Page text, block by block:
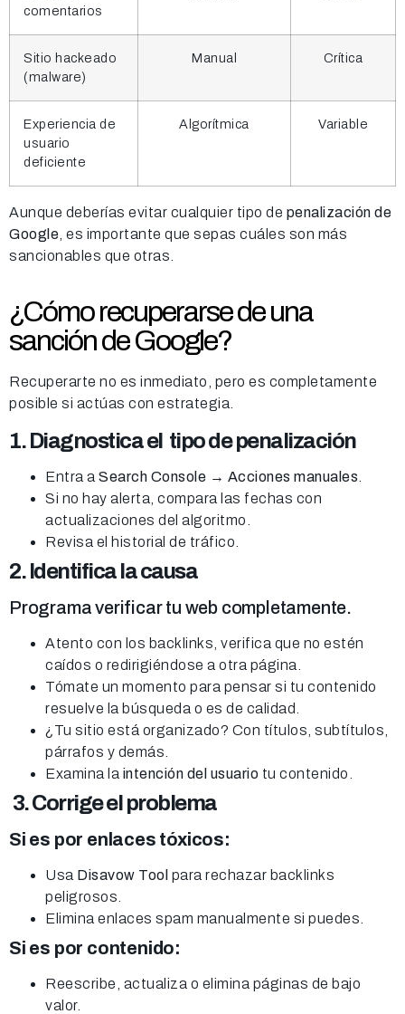
comentarios
Sitio hackeado
(malware)
Manual Crítica
Experiencia de
usuario
deficiente
Algorítmica Variable
Aunque deberías evitar cualquier tipo de penalización de
Google , es importante que sepas cuáles son más
sancionables que otras.
¿Cómo recuperarse de una
sanción de Google?
Recuperarte no es inmediato, pero es completamente
posible si actúas con estrategia.
1. Diagnostica el tipo de penalización
Entra a Search Console → Acciones manuales
Si no hay alerta, compara las fechas con
actualizaciones del algoritmo.
Revisa el historial de tráfico.
2. Identifica la causa
Programa verificar tu web completamente.
Atento con los backlinks, verifica que no estén
caídos o redirigiéndose a otra página.
Tómate un momento para pensar si tu contenido
resuelve la búsqueda o es de calidad.
¿Tu sitio está organizado? Con títulos, subtítulos,
párrafos y demás.
Examina la intención del usuario tu contenido.
3. Corrige el problema
Si es por enlaces tóxicos:
Usa Disavow Tool para rechazar backlinks
peligrosos.
Elimina enlaces spam manualmente si puedes.
Si es por contenido:
Reescribe, actualiza o elimina páginas de bajo
valor.